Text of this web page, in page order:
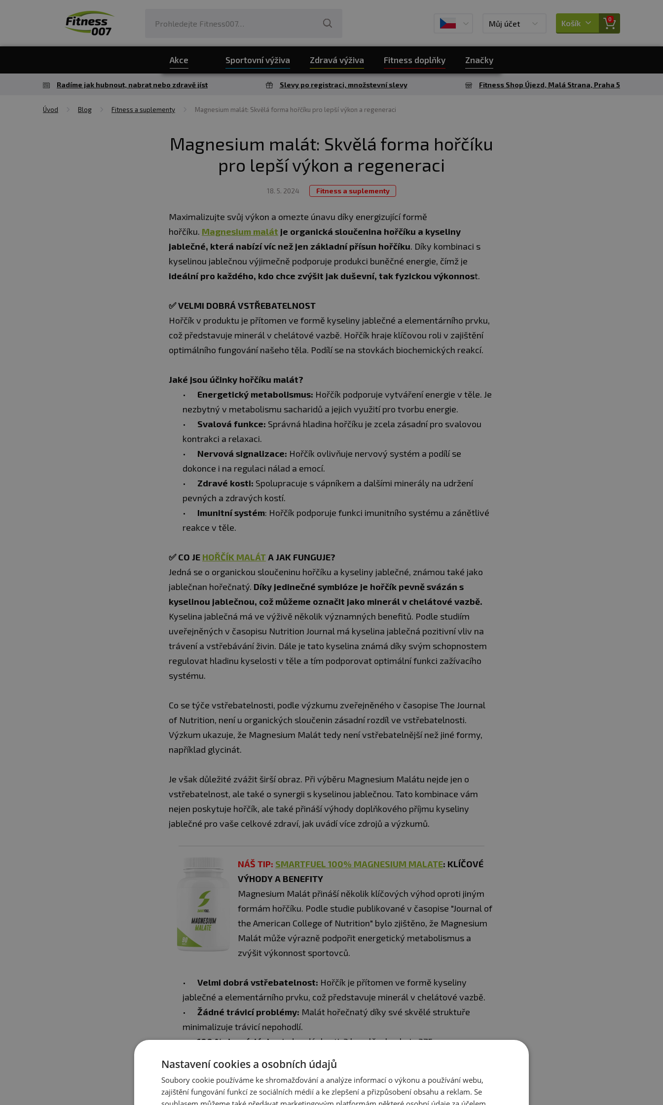
Můj účet Košík 0
Akce Sportovní výživa Zdravá výživa Fitness doplňky Značky
Radíme jak hubnout, nabrat nebo zdravě jíst Slevy po registraci, množstevní slevy Fitness Shop Újezd, Malá Strana, Praha 5
Úvod Blog Fitness a suplementy Magnesium malát: Skvělá forma hořčíku pro lepší výkon a regeneraci
Magnesium malát: Skvělá forma hořčíku
pro lepší výkon a regeneraci
18. 5. 2024 Fitness a suplementy
Maximalizujte svůj výkon a omezte únavu díky energizující formě
hořčíku. Magnesium malát je organická sloučenina hořčíku a kyseliny
jablečné, která nabízí víc než jen základní přísun hořčíku. Díky kombinaci s
kyselinou jablečnou výjimečně podporuje produkci buněčné energie, čímž je
ideální pro každého, kdo chce zvýšit jak duševní, tak fyzickou výkonnost.
✅VELMI DOBRÁ VSTŘEBATELNOST
Hořčík v produktu je přítomen ve formě kyseliny jablečné a elementárního prvku,
což představuje minerál v chelátové vazbě. Hořčík hraje klíčovou roli v zajištění
optimálního fungování našeho těla. Podílí se na stovkách biochemických reakcí.
Jaké jsou účinky hořčíku malát?
Energetický metabolismus: Hořčík podporuje vytváření energie v těle. Je
nezbytný v metabolismu sacharidů a jejich využití pro tvorbu energie.
Svalová funkce: Správná hladina hořčíku je zcela zásadní pro svalovou
kontrakci a relaxaci.
Nervová signalizace: Hořčík ovlivňuje nervový systém a podílí se
dokonce i na regulaci nálad a emocí.
Zdravé kosti: Spolupracuje s vápníkem a dalšími minerály na udržení
pevných a zdravých kostí.
Imunitní systém: Hořčík podporuje funkci imunitního systému a zánětlivé
reakce v těle.
✅CO JE HOŘČÍK MALÁT A JAK FUNGUJE?
Jedná se o organickou sloučeninu hořčíku a kyseliny jablečné, známou také jako
jablečnan hořečnatý. Díky jedinečné symbióze je hořčík pevně svázán s
kyselinou jablečnou, což můžeme označit jako minerál v chelátové vazbě.
Kyselina jablečná má ve výživě několik významných benefitů. Podle studiím
uveřejněných v časopisu Nutrition Journal má kyselina jablečná pozitivní vliv na
trávení a vstřebávání živin. Dále je tato kyselina známá díky svým schopnostem
regulovat hladinu kyselosti v těle a tím podporovat optimální funkci zažívacího
systému.
Co se týče vstřebatelnosti, podle výzkumu zveřejněného v časopise The Journal
of Nutrition, není u organických sloučenin zásadní rozdíl ve vstřebatelnosti.
Výzkum ukazuje, že Magnesium Malát tedy není vstřebatelnější než jiné formy,
například glycinát.
Je však důležité zvážit širší obraz. Při výběru Magnesium Malátu nejde jen o
vstřebatelnost, ale také o synergii s kyselinou jablečnou. Tato kombinace vám
nejen poskytuje hořčík, ale také přináší výhody doplňkového příjmu kyseliny
jablečné pro vaše celkové zdraví, jak uvádí více zdrojů a výzkumů.
NÁŠ TIP: SMARTFUEL 100% MAGNESIUM MALATE: KLÍČOVÉ
VÝHODY A BENEFITY
Magnesium Malát přináší několik klíčových výhod oproti jiným
formám hořčíku. Podle studie publikované v časopise "Journal of
the American College of Nutrition" bylo zjištěno, že Magnesium
Malát může výrazně podpořit energetický metabolismus a
zvýšit výkonnost sportovců.
Velmi dobrá vstřebatelnost: Hořčík je přítomen ve formě kyseliny
jablečné a elementárního prvku, což představuje minerál v chelátové vazbě.
Žádné trávicí problémy: Malát hořečnatý díky své skvělé struktuře
minimalizuje trávicí nepohodlí.
100 % denní dávky:Jedna dávka, tj. 3 kapslě, obsahuje 375 mg
✅CO ZNAMENÁ OBSAH 375 MG ELEMENTÁRNÍHO HOŘČÍKU?
Nastavení cookies a osobních údajů
Soubory cookie používáme ke shromažďování a analýze informací o výkonu a používání webu,
zajištění fungování funkcí ze sociálních médií a ke zlepšení a přizpůsobení obsahu a reklam. Se